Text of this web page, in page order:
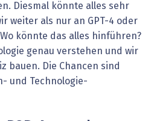
Diesmal könnte alles sehr
weiter als nur an GPT-4 oder
könnte das alles hinführen?
genau verstehen und wir
bauen. Die Chancen sind
und Technologie-